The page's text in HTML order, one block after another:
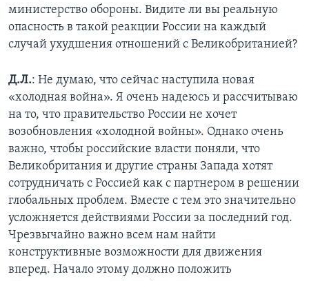
министерство обороны. Видите ли вы реальную
опасность в такой реакции России на каждый
случай ухудшения отношений с Великобританией?
Д.Л.: Не думаю, что сейчас наступила новая
«холодная война». Я очень надеюсь и рассчитываю
на то, что правительство России не хочет
возобновления «холодной войны». Однако очень
важно, чтобы российские власти поняли, что
Великобритания и другие страны Запада хотят
сотрудничать с Россией как с партнером в решении
глобальных проблем. Вместе с тем это значительно
усложняется действиями России за последний год.
Чрезвычайно важно всем нам найти
конструктивные возможности для движения
вперед. Начало этому должно положить